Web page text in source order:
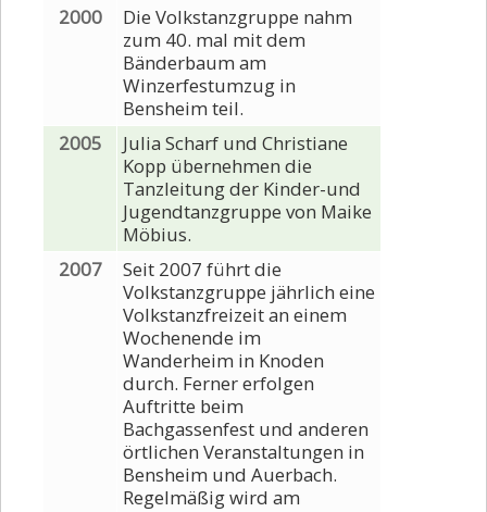
2000
Die Volkstanzgruppe nahm
zum 40. mal mit dem
Bänderbaum am
Winzerfestumzug in
Bensheim teil.
2005
Julia Scharf und Christiane
Kopp übernehmen die
Tanzleitung der Kinder-und
Jugendtanzgruppe von Maike
Möbius.
2007
Seit 2007 führt die
Volkstanzgruppe jährlich eine
Volkstanzfreizeit an einem
Wochenende im
Wanderheim in Knoden
durch. Ferner erfolgen
Auftritte beim
Bachgassenfest und anderen
örtlichen Veranstaltungen in
Bensheim und Auerbach.
Regelmäßig wird am